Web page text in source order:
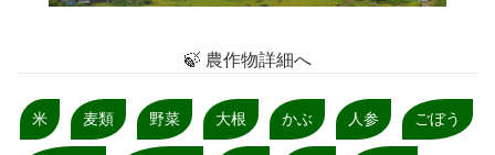
🍃 農作物詳細へ
米 麦類 野菜 大根 かぶ 人参 ごぼう